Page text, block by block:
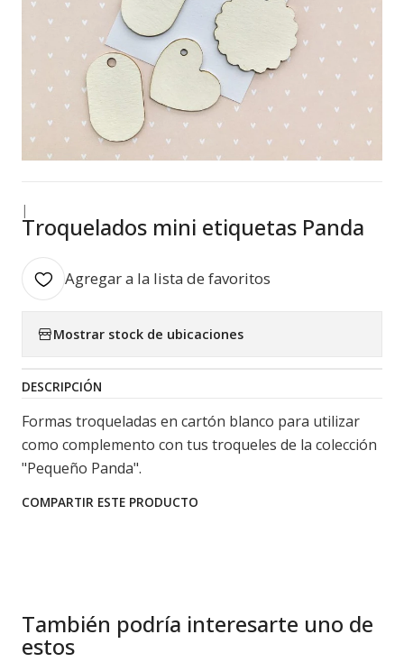
|
Troquelados mini etiquetas Panda
Agregar a la lista de favoritos
Mostrar stock de ubicaciones
DESCRIPCIÓN
Formas troqueladas en cartón blanco para utilizar
como complemento con tus troqueles de la colección
"Pequeño Panda".
COMPARTIR ESTE PRODUCTO
También podría interesarte uno de
estos